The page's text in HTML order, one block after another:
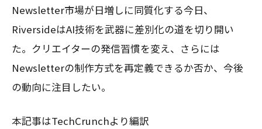
Newsletter市場が日増しに同質化する今日、
RiversideはAI技術を武器に差別化の道を切り開い
た。クリエイターの発信習慣を変え、さらには
Newsletterの制作方式を再定義できるか否か、今後
の動向に注目したい。
本記事はTechCrunchより編訳